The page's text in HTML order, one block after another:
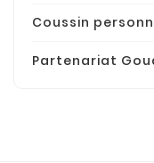
Coussin
Partenariat